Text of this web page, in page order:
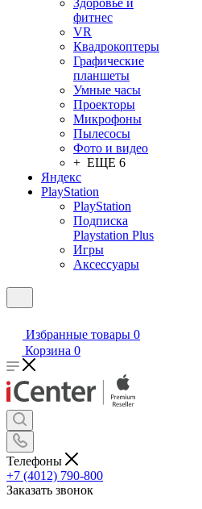
Здоровье и
фитнес
VR
Квадрокоптеры
Графические
планшеты
Умные часы
Проекторы
Микрофоны
Пылесосы
Фото и видео
+ ЕЩЕ 6
Яндекс
PlayStation
PlayStation
Подписка
Playstation Plus
Игры
Аксессуары
Избранные товары 0
Корзина 0
Телефоны
+7 (4012) 790-800
Заказать звонок